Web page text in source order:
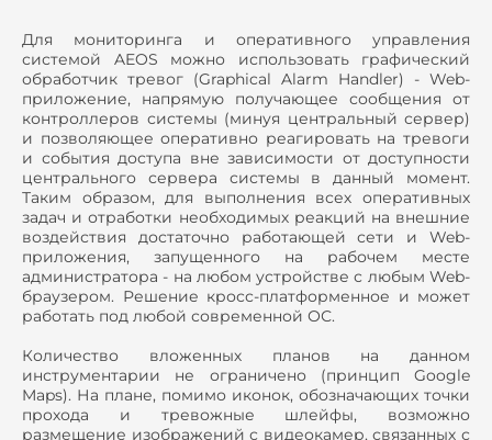
Для мониторинга и оперативного управления
системой AEOS можно использовать графический
обработчик тревог (Graphical Alarm Handler) - Web-
приложение, напрямую получающее сообщения от
контроллеров системы (минуя центральный сервер)
и позволяющее оперативно реагировать на тревоги
и события доступа вне зависимости от доступности
центрального сервера системы в данный момент.
Таким образом, для выполнения всех оперативных
задач и отработки необходимых реакций на внешние
воздействия достаточно работающей сети и Web-
приложения, запущенного на рабочем месте
администратора - на любом устройстве с любым Web-
браузером. Решение кросс-платформенное и может
работать под любой современной ОС.
Количество вложенных планов на данном
инструментарии не ограничено (принцип Google
Maps). На плане, помимо иконок, обозначающих точки
прохода и тревожные шлейфы, возможно
размещение изображений с видеокамер, связанных с